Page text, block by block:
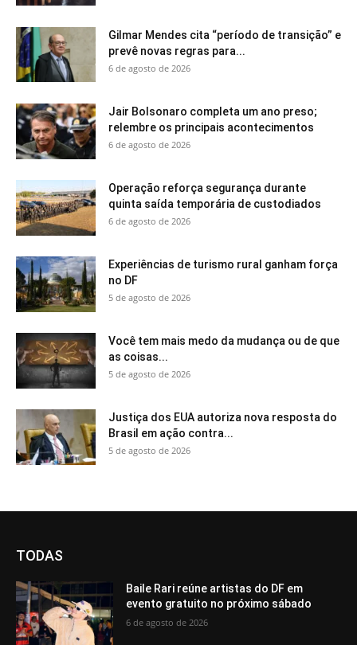
Gilmar Mendes cita “período de transição” e
prevê novas regras para...
6 de agosto de 2026
Jair Bolsonaro completa um ano preso;
relembre os principais acontecimentos
6 de agosto de 2026
Operação reforça segurança durante
quinta saída temporária de custodiados
6 de agosto de 2026
Experiências de turismo rural ganham força
no DF
5 de agosto de 2026
Você tem mais medo da mudança ou de que
as coisas...
5 de agosto de 2026
Justiça dos EUA autoriza nova resposta do
Brasil em ação contra...
5 de agosto de 2026
TODAS
Baile Rari reúne artistas do DF em
evento gratuito no próximo sábado
6 de agosto de 2026